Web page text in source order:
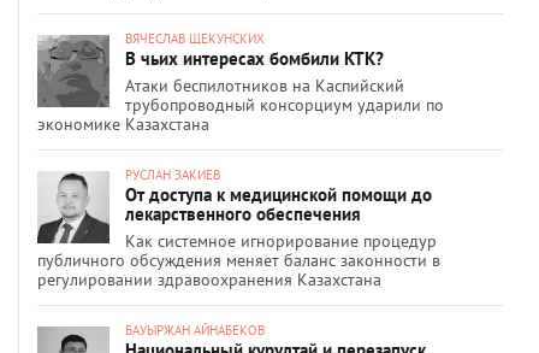
ВЯЧЕСЛАВ ЩЕКУНСКИХ
В чьих интересах бомбили КТК?
Атаки беспилотников на Каспийский
трубопроводный консорциум ударили по
экономике Казахстана
РУСЛАН ЗАКИЕВ
От доступа к медицинской помощи до
лекарственного обеспечения
Как системное игнорирование процедур
публичного обсуждения меняет баланс законности в
регулировании здравоохранения Казахстана
БАУЫРЖАН АЙНАБЕКОВ